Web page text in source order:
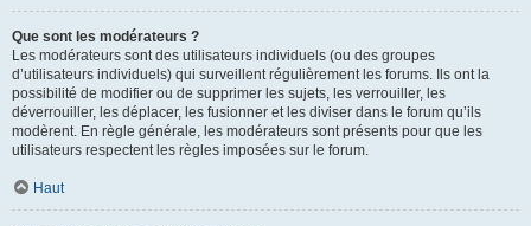
Que sont les modérateurs ?
Les modérateurs sont des utilisateurs individuels (ou des groupes
d’utilisateurs individuels) qui surveillent régulièrement les forums. Ils ont la
possibilité de modifier ou de supprimer les sujets, les verrouiller, les
déverrouiller, les déplacer, les fusionner et les diviser dans le forum qu’ils
modèrent. En règle générale, les modérateurs sont présents pour que les
utilisateurs respectent les règles imposées sur le forum.
Haut